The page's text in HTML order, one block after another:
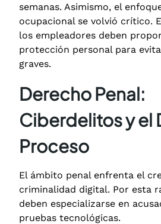
semanas. Asimismo, el
ocupacional se volvió crítico.
los empleadores deben
protección personal para
graves.
Derecho Penal:
Ciberdelitos y el
Proceso
El ámbito penal enfrenta el
criminalidad digital. Por esta
deben especializarse en
pruebas tecnológicas.